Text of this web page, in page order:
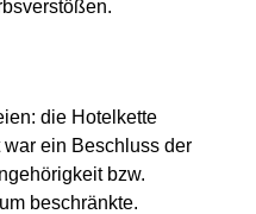
die Hotelkette
war ein Beschluss der
bzw.
beschränkte.